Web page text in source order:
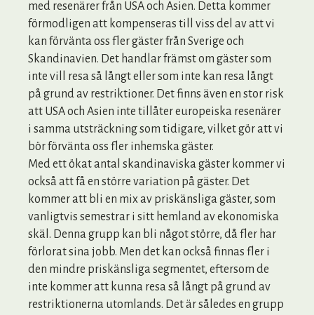
med resenärer från USA och Asien. Detta kommer
förmodligen att kompenseras till viss del av att vi
kan förvänta oss fler gäster från Sverige och
Skandinavien. Det handlar främst om gäster som
inte vill resa så långt eller som inte kan resa långt
på grund av restriktioner. Det finns även en stor risk
att USA och Asien inte tillåter europeiska resenärer
i samma utsträckning som tidigare, vilket gör att vi
bör förvänta oss fler inhemska gäster.
Med ett ökat antal skandinaviska gäster kommer vi
också att få en större variation på gäster. Det
kommer att bli en mix av priskänsliga gäster, som
vanligtvis semestrar i sitt hemland av ekonomiska
skäl. Denna grupp kan bli något större, då fler har
förlorat sina jobb. Men det kan också finnas fler i
den mindre priskänsliga segmentet, eftersom de
inte kommer att kunna resa så långt på grund av
restriktionerna utomlands. Det är således en grupp